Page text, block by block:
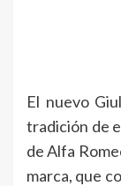
El nuevo
tradición de
de Alfa
marca, que